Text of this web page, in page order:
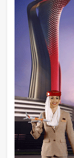
8 saat
204
9 saat
9